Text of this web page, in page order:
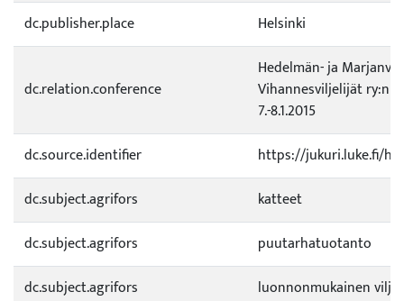
dc.publisher.place
Helsinki
dc.relation.conference
Hedelmän- ja
Vihannesviljelijät ry:n
7.-8.1.2015
dc.source.identifier
https://jukuri.luke.fi/
dc.subject.agrifors
katteet
dc.subject.agrifors
puutarhatuotanto
dc.subject.agrifors
luonnonmukainen